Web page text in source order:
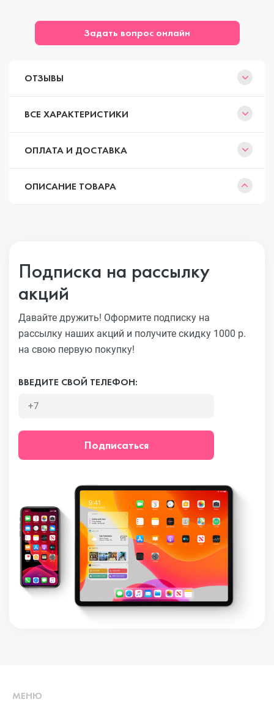
Задать вопрос онлайн
ОТЗЫВЫ
ВСЕ ХАРАКТЕРИСТИКИ
ОПЛАТА И ДОСТАВКА
ОПИСАНИЕ ТОВАРА
Подписка на рассылку
акций
Давайте дружить! Оформите подписку на
рассылку наших акций и получите скидку 1000 р.
на свою первую покупку!
ВВЕДИТЕ СВОЙ ТЕЛЕФОН:
Подписаться
МЕНЮ